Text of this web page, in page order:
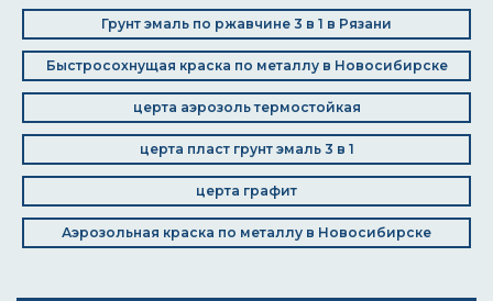
Грунт эмаль по ржавчине 3 в 1 в Рязани
Быстросохнущая краска по металлу в Новосибирске
церта аэрозоль термостойкая
церта пласт грунт эмаль 3 в 1
церта графит
Аэрозольная краска по металлу в Новосибирске